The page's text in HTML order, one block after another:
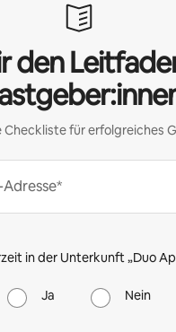
den
Checkliste für erfolgreiches
in der Unterkunft „Duo
Ja Nein